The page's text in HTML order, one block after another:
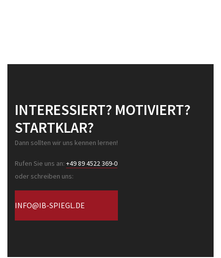
INTERESSIERT? MOTIVIERT?
STARTKLAR?
Dann sollten wir uns kennen lernen!
Rufen Sie uns an: +49 89 4522 369-0
oder schreiben uns:
INFO@IB-SPIEGL.DE